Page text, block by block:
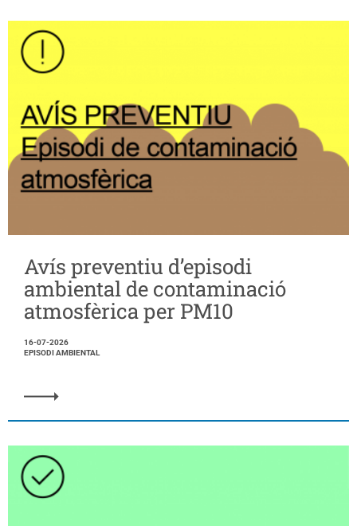
Avís preventiu d’episodi
ambiental de contaminació
atmosfèrica per PM10
16-07-2026
EPISODI AMBIENTAL